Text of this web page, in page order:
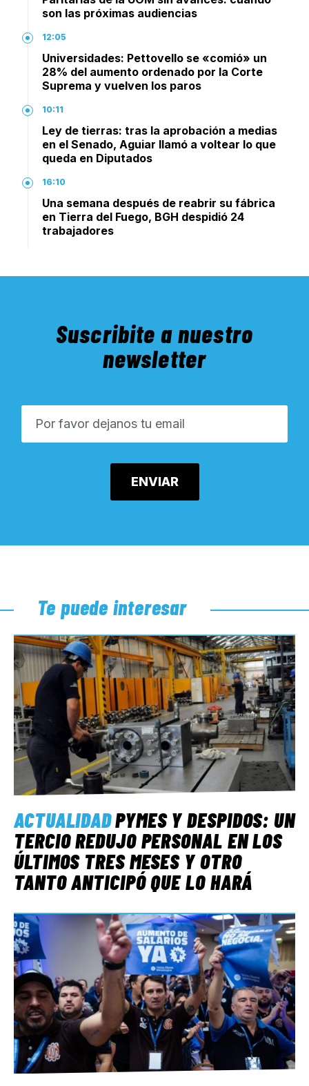
son las próximas audiencias
12:05
Universidades: Pettovello se «comió» un
28% del aumento ordenado por la Corte
Suprema y vuelven los paros
10:11
Ley de tierras: tras la aprobación a medias
en el Senado, Aguiar llamó a voltear lo que
queda en Diputados
16:10
Una semana después de reabrir su fábrica
en Tierra del Fuego, BGH despidió 24
trabajadores
Suscribite a nuestro
newsletter
Te puede interesar
ACTUALIDADPYMES Y DESPIDOS: UN
TERCIO REDUJO PERSONAL EN LOS
ÚLTIMOS TRES MESES Y OTRO
TANTO ANTICIPÓ QUE LO HARÁ